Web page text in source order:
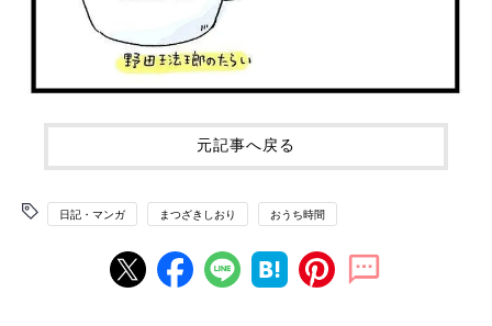
元記事へ戻る
日記・マンガ まつざきしおり おうち時間